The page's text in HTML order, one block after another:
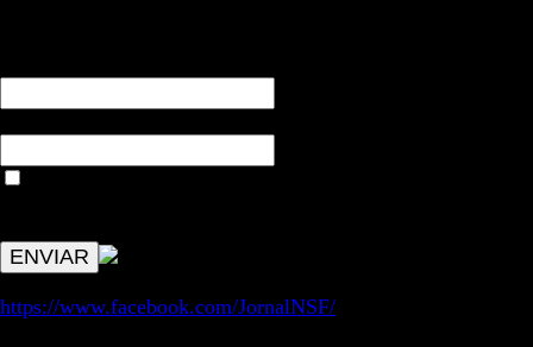
https://www.facebook.com/JornalNSF/